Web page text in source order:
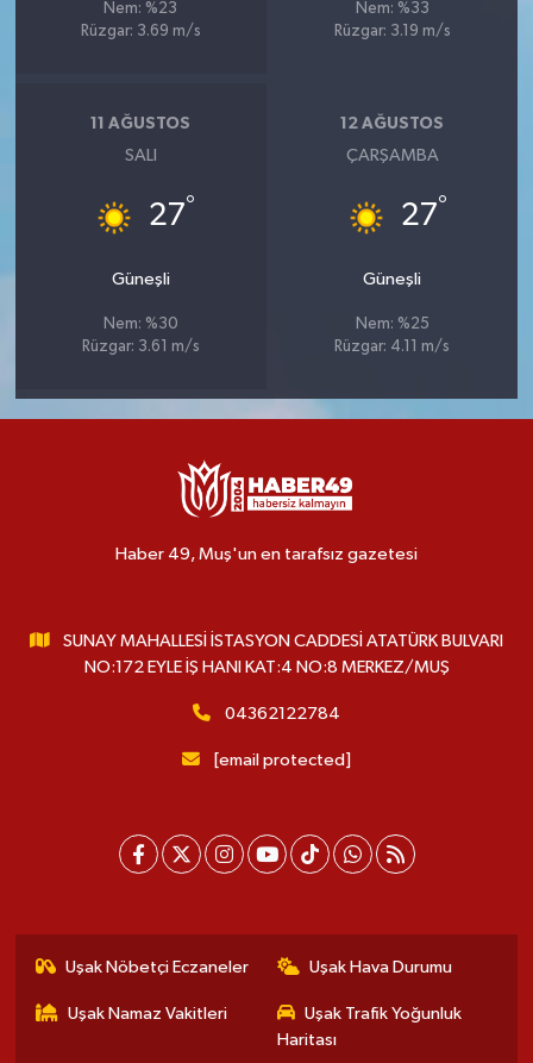
Nem: %23
Rüzgar: 3.69 m/s
Nem: %33
Rüzgar: 3.19 m/s
11 AĞUSTOS
SALI
27°
Güneşli
Nem: %30
Rüzgar: 3.61 m/s
12 AĞUSTOS
ÇARŞAMBA
27°
Güneşli
Nem: %25
Rüzgar: 4.11 m/s
Haber 49, Muş'un en tarafsız gazetesi
SUNAY MAHALLESİ İSTASYON CADDESİ ATATÜRK BULVARI
NO:172 EYLE İŞ HANI KAT:4 NO:8 MERKEZ/MUŞ
04362122784
[email protected]
Uşak Nöbetçi Eczaneler Uşak Hava Durumu
Uşak Namaz Vakitleri
Uşak Trafik Yoğunluk
Haritası